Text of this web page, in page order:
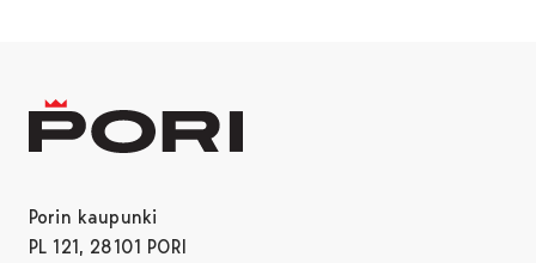
Porin kaupunki
PL 121, 28101 PORI